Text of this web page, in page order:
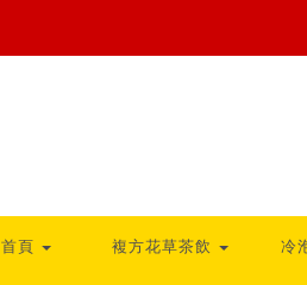
首頁 複方花草茶飲 冷